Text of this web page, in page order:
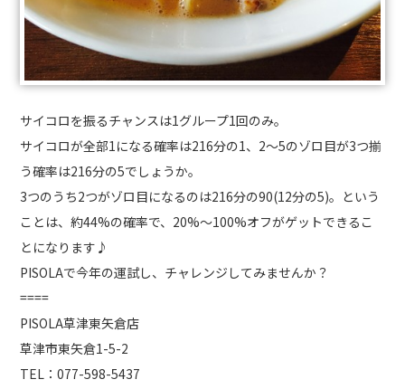
サイコロを振るチャンスは1グループ1回のみ。
サイコロが全部1になる確率は216分の1、2〜5のゾロ目が3つ揃
う確率は216分の5でしょうか。
3つのうち2つがゾロ目になるのは216分の90(12分の5)。という
ことは、約44%の確率で、20%〜100%オフがゲットできるこ
とになります♪
PISOLAで今年の運試し、チャレンジしてみませんか？
====
PISOLA草津東矢倉店
草津市東矢倉1-5-2
TEL：077-598-5437